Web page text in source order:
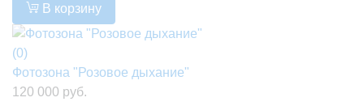
В корзину
(0)
Фотозона "Розовое дыхание"
120 000 руб.